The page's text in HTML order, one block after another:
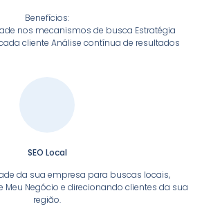
Benefícios:
nos mecanismos de busca Estratégia
cliente Análise contínua de resultados
SEO Local
da sua empresa para buscas locais,
Meu Negócio e direcionando clientes da sua
região.